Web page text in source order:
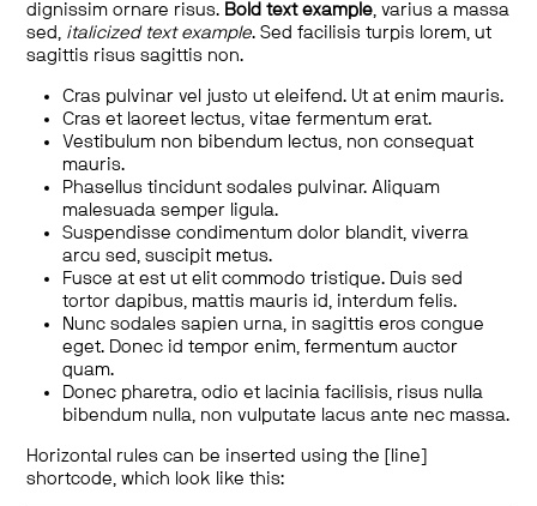
dignissim ornare risus. Bold text example, varius a massa
sed, italicized text example. Sed facilisis turpis lorem, ut
sagittis risus sagittis non.
Cras pulvinar vel justo ut eleifend. Ut at enim mauris.
Cras et laoreet lectus, vitae fermentum erat.
Vestibulum non bibendum lectus, non consequat
mauris.
Phasellus tincidunt sodales pulvinar. Aliquam
malesuada semper ligula.
Suspendisse condimentum dolor blandit, viverra
arcu sed, suscipit metus.
Fusce at est ut elit commodo tristique. Duis sed
tortor dapibus, mattis mauris id, interdum felis.
Nunc sodales sapien urna, in sagittis eros congue
eget. Donec id tempor enim, fermentum auctor
quam.
Donec pharetra, odio et lacinia facilisis, risus nulla
bibendum nulla, non vulputate lacus ante nec massa.
Horizontal rules can be inserted using the [line]
shortcode, which look like this: